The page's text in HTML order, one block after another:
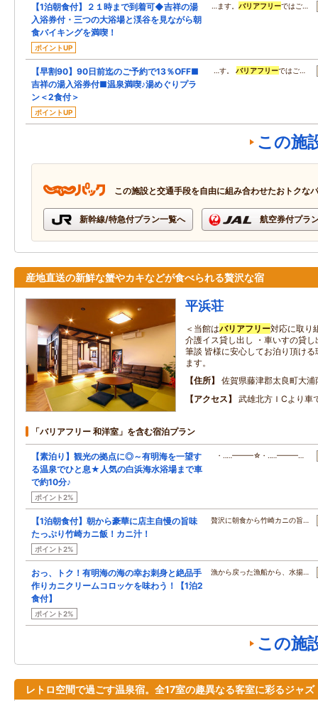
【1泊朝食付】２１時まで到着可◆吉祥の湯
入浴券付・三つの大浴場と渓谷を見ながら朝
食バイキングを満喫！
ポイントUP
…ます。 バリアフリーではご…
【早割90】90日前迄のご予約で13％OFF■
吉祥の湯入浴券付■温泉満喫♪湯めぐりプラ
ン＜2食付＞
ポイントUP
…す。バリアフリーではご…
この施
この施設と交通手段を自由に組み合わせたおトクな
新幹線/特急付プラン一覧へ 航空券付プラ
産地直送の新鮮な蟹やカキなどが食べられる贅沢な宿
平浜荘
＜当館はバリアフリー対応に取り
介護イス貸し出し ・車いすの貸
筆談 皆様に安心してお泊り頂け
ます。
住所
佐賀県藤津郡太良町大浦
アクセス
武雄北方ＩCより車
「バリアフリー 和洋室」を含む宿泊プラン
【素泊り】観光の拠点に◎～有明海を一望す
る温泉でひと息★人気の白浜海水浴場まで車
で約10分♪
ポイント2%
・‥…━━━☆・‥…━━━…
【1泊朝食付】朝から豪華に店主自慢の旨味
たっぷり竹崎カニ飯！カニ汁！
ポイント2%
贅沢に朝食から竹崎カニの旨…
おっ、トク！有明海の海の幸お刺身と絶品手
作りカニクリームコロッケを味わう！【1泊2
食付】
ポイント2%
漁から戻った漁船から、水揚…
この施
レトロ空間で過ごす温泉宿。全17室の趣異なる客室に彩るジャズ